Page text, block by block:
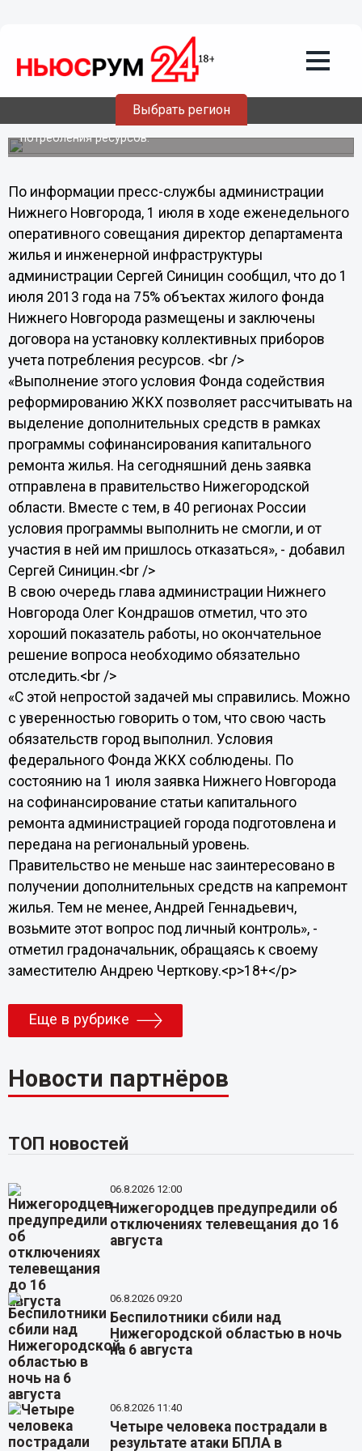
Выбрать регион
направила заявку в Фонд ЖКХ на
софинансирование капремонта
многоквартирных домов
Вероятность получить финансирование высокая, так как
на 75% объектах жилого фонда города уже заключены
договора на установку коллективных приборов учета
потребления ресурсов.
По информации пресс-службы администрации
Нижнего Новгорода, 1 июля в ходе еженедельного
оперативного совещания директор департамента
жилья и инженерной инфраструктуры
администрации Сергей Синицин сообщил, что до 1
июля 2013 года на 75% объектах жилого фонда
Нижнего Новгорода размещены и заключены
договора на установку коллективных приборов
учета потребления ресурсов. <br />
«Выполнение этого условия Фонда содействия
реформированию ЖКХ позволяет рассчитывать на
выделение дополнительных средств в рамках
программы софинансирования капитального
ремонта жилья. На сегодняшний день заявка
отправлена в правительство Нижегородской
области. Вместе с тем, в 40 регионах России
условия программы выполнить не смогли, и от
участия в ней им пришлось отказаться», - добавил
Сергей Синицин.<br />
В свою очередь глава администрации Нижнего
Новгорода Олег Кондрашов отметил, что это
хороший показатель работы, но окончательное
решение вопроса необходимо обязательно
отследить.<br />
«С этой непростой задачей мы справились. Можно
с уверенностью говорить о том, что свою часть
обязательств город выполнил. Условия
федерального Фонда ЖКХ соблюдены. По
состоянию на 1 июля заявка Нижнего Новгорода
на софинансирование статьи капитального
ремонта администрацией города подготовлена и
передана на региональный уровень.
Правительство не меньше нас заинтересовано в
получении дополнительных средств на капремонт
жилья. Тем не менее, Андрей Геннадьевич,
возьмите этот вопрос под личный контроль», -
отметил градоначальник, обращаясь к своему
заместителю Андрею Черткову.<p>18+</p>
Еще в рубрике
Новости партнёров
ТОП новостей
06.8.2026 12:00
Нижегородцев предупредили об
отключениях телевещания до 16
августа
06.8.2026 09:20
Беспилотники сбили над
Нижегородской областью в ночь
на 6 августа
06.8.2026 11:40
Четыре человека пострадали в
результате атаки БПЛА в